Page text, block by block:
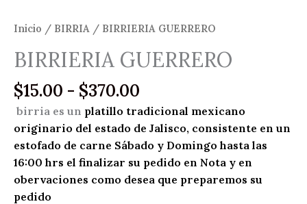
Inicio / BIRRIA / BIRRIERIA GUERRERO
BIRRIERIA GUERRERO
$15.00 - $370.00
de
precios:
desde
$15.00
hasta
$370.00
birria es un platillo tradicional mexicano
originario del estado de Jalisco, consistente en un
estofado de carne Sábado y Domingo hasta las
16:00 hrs el finalizar su pedido en Nota y en
obervaciones como desea que preparemos su
pedido